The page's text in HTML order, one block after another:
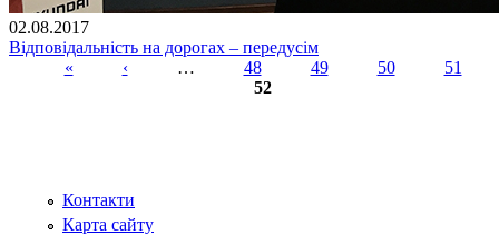
02.08.2017
Відповідальність на дорогах – передусім
« ‹ … 48 49 50
51
52
Контакти
Карта сайту